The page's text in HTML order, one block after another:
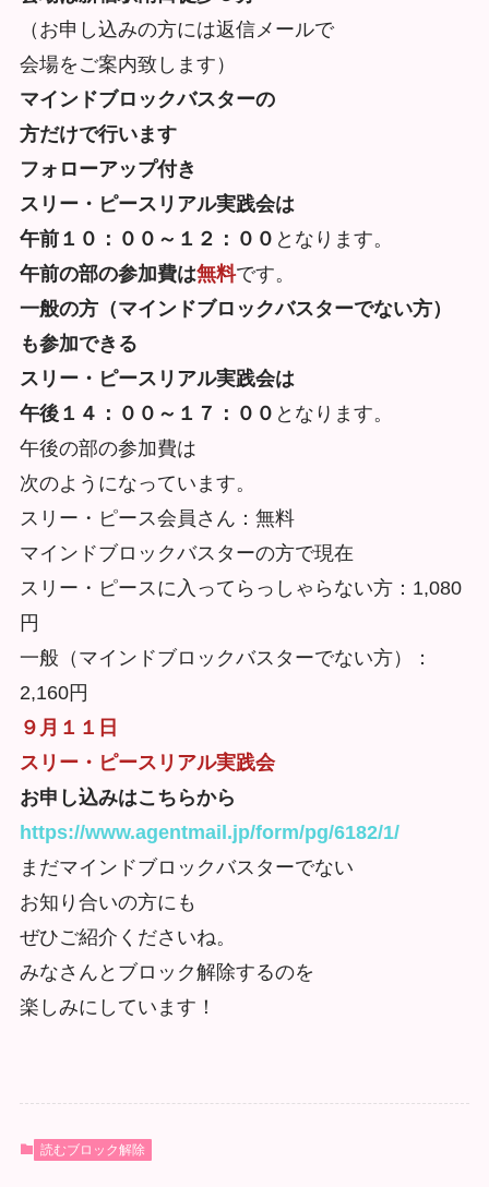
（お申し込みの方には返信メールで
会場をご案内致します）
マインドブロックバスターの
方だけで行います
フォローアップ付き
スリー・ピースリアル実践会は
午前１０：００～１２：００ となります。
午前の部の参加費は無料です。
一般の方（マインドブロックバスターでない方）
も参加できる
スリー・ピースリアル実践会は
午後１４：００～１７：００ となります。
午後の部の参加費は
次のようになっています。
スリー・ピース会員さん：無料
マインドブロックバスターの方で現在
スリー・ピースに入ってらっしゃらない方：1,080
円
一般（マインドブロックバスターでない方）：
2,160円
９月１１日
スリー・ピースリアル実践会
お申し込みはこちらから
https://www.agentmail.jp/form/pg/6182/1/
まだマインドブロックバスターでない
お知り合いの方にも
ぜひご紹介くださいね。
みなさんとブロック解除するのを
楽しみにしています！
読むブロック解除